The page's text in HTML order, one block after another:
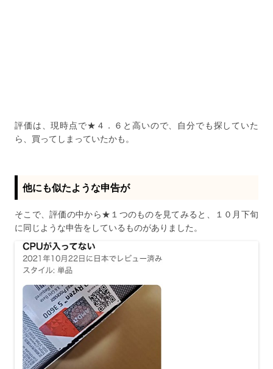
評価は、現時点で★４．６と高いので、自分でも探していた
ら、買ってしまっていたかも。
他にも似たような申告が
そこで、評価の中から★１つのものを見てみると、１０月下旬
に同じような申告をしているものがありました。